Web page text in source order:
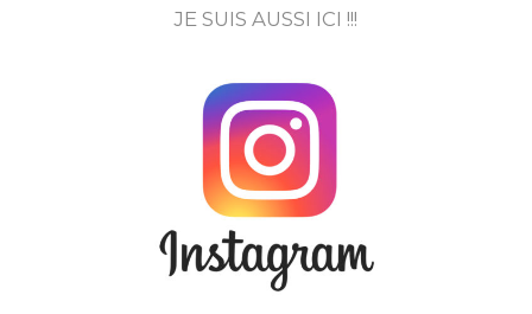
JE SUIS AUSSI ICI !!!